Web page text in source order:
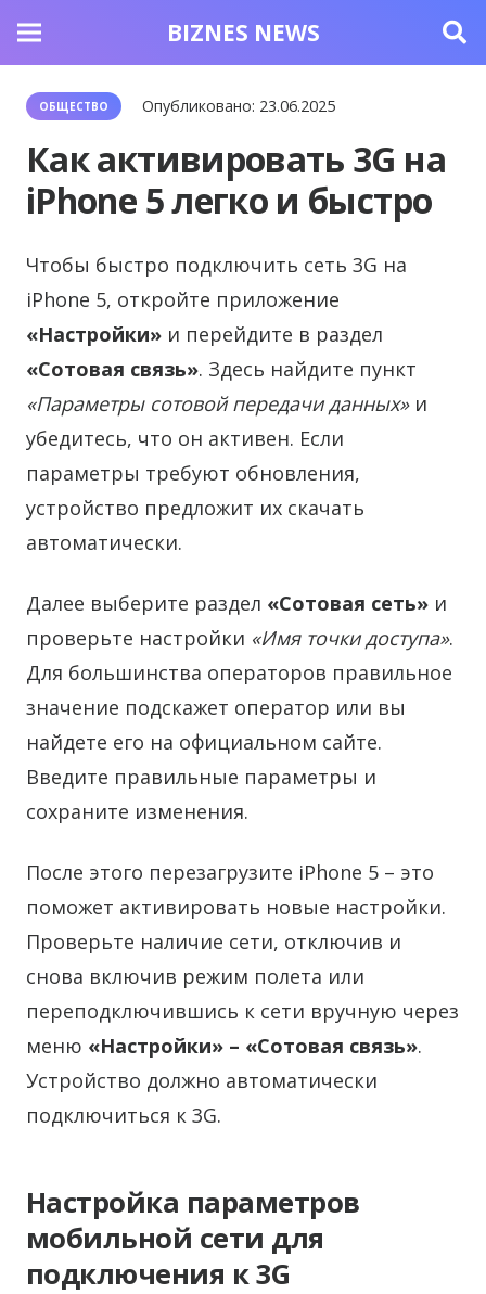
BIZNES NEWS
ОБЩЕСТВО Опубликовано: 23.06.2025
Как активировать 3G на
iPhone 5 легко и быстро
Чтобы быстро подключить сеть 3G на
iPhone 5, откройте приложение
«Настройки» и перейдите в раздел
«Сотовая связь». Здесь найдите пункт
«Параметры сотовой передачи данных»и
убедитесь, что он активен. Если
параметры требуют обновления,
устройство предложит их скачать
автоматически.
Далее выберите раздел «Сотовая сеть» и
проверьте настройки «Имя точки доступа».
Для большинства операторов правильное
значение подскажет оператор или вы
найдете его на официальном сайте.
Введите правильные параметры и
сохраните изменения.
После этого перезагрузите iPhone 5 – это
поможет активировать новые настройки.
Проверьте наличие сети, отключив и
снова включив режим полета или
переподключившись к сети вручную через
меню «Настройки» – «Сотовая связь».
Устройство должно автоматически
подключиться к 3G.
Настройка параметров
мобильной сети для
подключения к 3G